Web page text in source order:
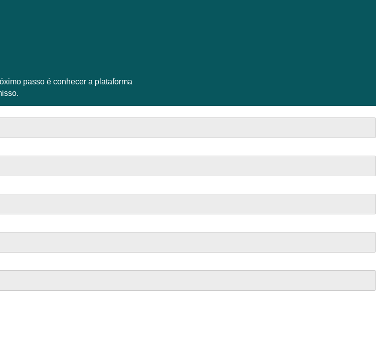
passo é conhecer a plataforma